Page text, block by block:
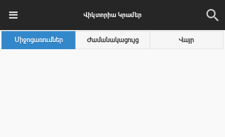
Վիկտորիա Կրամեր
Միջոցառումներ Ժամանակացույց Վայր